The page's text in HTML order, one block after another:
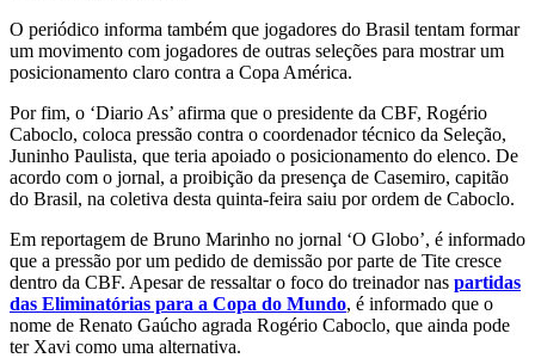
O periódico informa também que jogadores do Brasil tentam formar
um movimento com jogadores de outras seleções para mostrar um
posicionamento claro contra a Copa América.
Por fim, o ‘Diario As’ afirma que o presidente da CBF, Rogério
Caboclo, coloca pressão contra o coordenador técnico da Seleção,
Juninho Paulista, que teria apoiado o posicionamento do elenco. De
acordo com o jornal, a proibição da presença de Casemiro, capitão
do Brasil, na coletiva desta quinta-feira saiu por ordem de Caboclo.
Em reportagem de Bruno Marinho no jornal ‘O Globo’, é informado
que a pressão por um pedido de demissão por parte de Tite cresce
dentro da CBF. Apesar de ressaltar o foco do treinador nas partidas
das Eliminatórias para a Copa do Mundo, é informado que o
nome de Renato Gaúcho agrada Rogério Caboclo, que ainda pode
ter Xavi como uma alternativa.